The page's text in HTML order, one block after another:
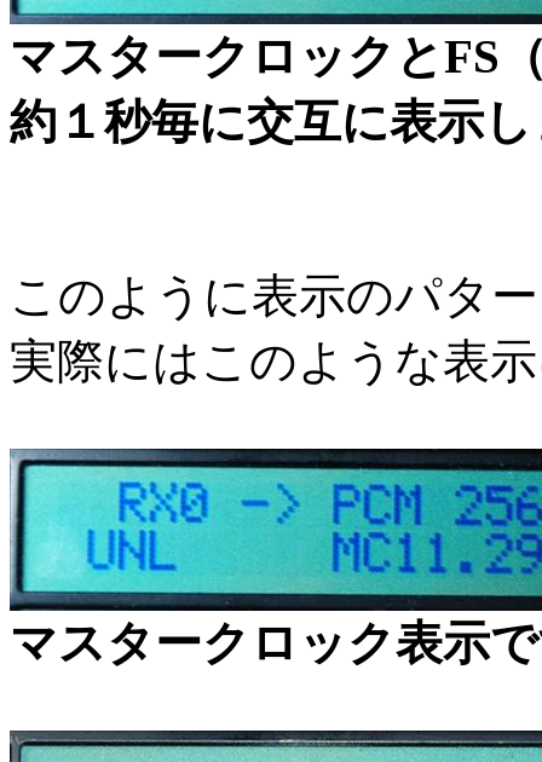
マスタークロックとFS
約１秒毎に交互に表示
このように表示のパタ
実際にはこのような表
マスタークロック表示